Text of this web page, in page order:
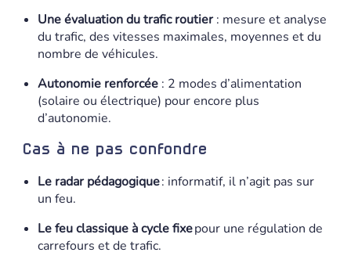
Une évaluation du trafic routier: mesure et analyse
du trafic, des vitesses maximales, moyennes et du
nombre de véhicules.
Autonomie renforcée : 2 modes d’alimentation
(solaire ou électrique) pour encore plus
d’autonomie.
Cas à ne pas confondre
Le radar pédagogique: informatif, il n’agit pas sur
un feu.
Le feu classique à cycle fixepour une régulation de
carrefours et de trafic.